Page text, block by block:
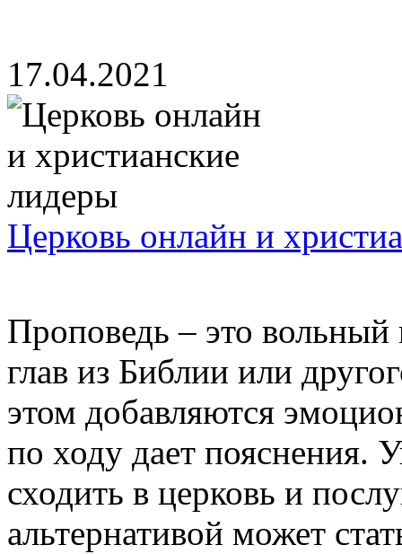
17.04.2021
Церковь онлайн и
Проповедь – это вольный
глав из Библии или
этом добавляются
по ходу дает пояснения.
сходить в церковь и
альтернативой может